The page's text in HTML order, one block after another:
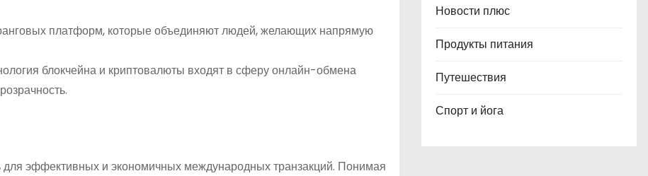
платформ, которые объединяют людей, желающих напрямую
блокчейна и криптовалюты входят в сферу онлайн-обмена
эффективных и экономичных международных транзакций. Понимая
Новости плюс
Продукты питания
Путешествия
Спорт и йога